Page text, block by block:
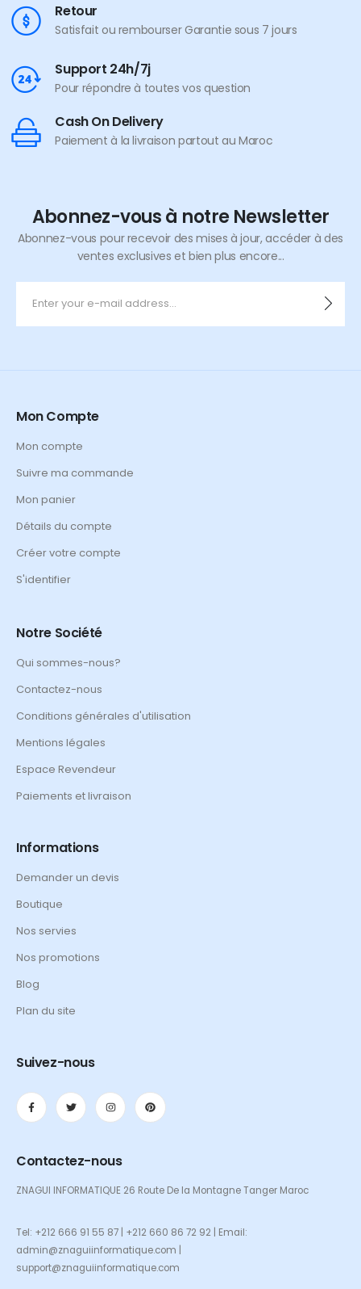
Retour
Satisfait ou rembourser Garantie sous 7 jours
Support 24h/7j
Pour répondre à toutes vos question
Cash On Delivery
Paiement à la livraison partout au Maroc
Abonnez-vous à notre Newsletter
Abonnez-vous pour recevoir des mises à jour, accéder à des
ventes exclusives et bien plus encore...
Mon Compte
Mon compte
Suivre ma commande
Mon panier
Détails du compte
Créer votre compte
S'identifier
Notre Société
Qui sommes-nous?
Contactez-nous
Conditions générales d'utilisation
Mentions légales
Espace Revendeur
Paiements et livraison
Informations
Demander un devis
Boutique
Nos servies
Nos promotions
Blog
Plan du site
Suivez-nous
Contactez-nous
ZNAGUI INFORMATIQUE 26 Route De la Montagne Tanger Maroc
Tel: +212 666 91 55 87 | +212 660 86 72 92 | Email:
admin@znaguiinformatique.com |
support@znaguiinformatique.com